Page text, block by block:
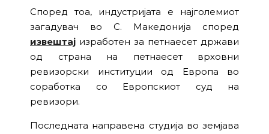
Според тоа, индустријата е најголемиот
загадувач во С. Македонија според
извештај изработен за петнаесет држави
од страна на петнаесет врховни
ревизорски институции од Европа во
соработка со Европскиот суд на
ревизори.
Последната направена студија во земјава